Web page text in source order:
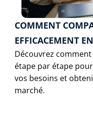
COMMENT
EFFICACEMENT
Découvrez
étape par étape
vos besoins et
marché.